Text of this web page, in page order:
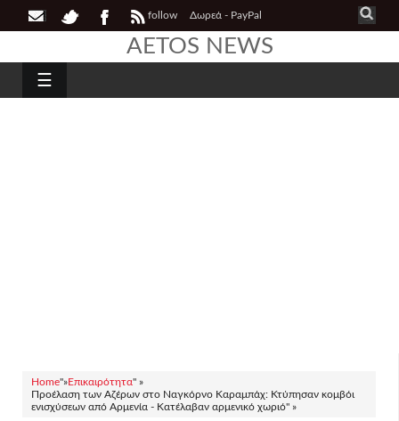
follow Δωρεά - PayPal
AETOS NEWS
☰
Home"»Επικαιρότητα" »
Προέλαση των Αζέρων στο Ναγκόρνο Καραμπάχ: Κτύπησαν κομβόι
ενισχύσεων από Αρμενία - Κατέλαβαν αρμενικό χωριό" »